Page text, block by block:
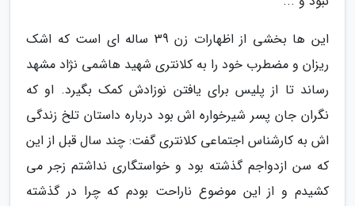
این ها بخشی از اظهارات زن 39 ساله ای است که اشک
ریزان و مضطرب خود را به کلانتری شهید هاشمی نژاد مشهد
رساند تا از پلیس برای یافتن نوزادش کمک بگیرد. او که
نگران جان پسر شیرخواره اش بود درباره داستان تلخ زندگی
اش به کارشناس اجتماعی کلانتری گفت: چند سال قبل از این
که سن ازدواجم گذشته بود و خواستگاری نداشتم زجر می
کشیدم و از این موضوع ناراحت بودم که چرا در گذشته